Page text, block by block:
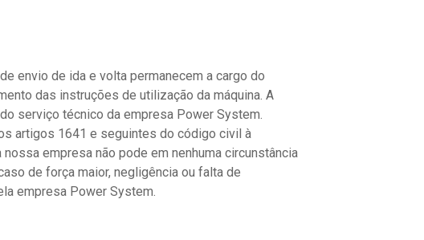
envio de ida e volta permanecem a cargo do
das instruções de utilização da máquina. A
serviço técnico da empresa Power System.
artigos 1641 e seguintes do código civil à
empresa não pode em nenhuma circunstância
de força maior, negligência ou falta de
empresa Power System.